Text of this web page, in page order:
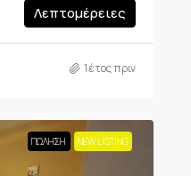
Λεπτομέρειες
1 έτος πριν
ΠΏΛΗΣΗ NEW LISTING